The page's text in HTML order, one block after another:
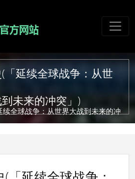
「延续全球战争：从世
未来的冲突」)
全球战争：从世界大战到未来的冲